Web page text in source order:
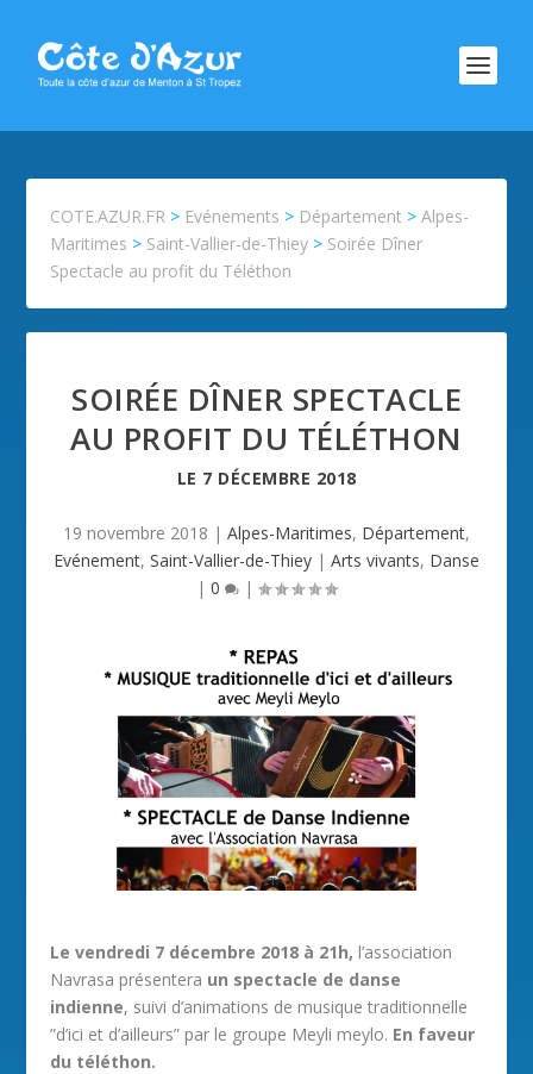
COTE.AZUR.FR > Evénements > Département >Alpes-
Maritimes > Saint-Vallier-de-Thiey > Soirée Dîner
Spectacle au profit du Téléthon
SOIRÉE DÎNER SPECTACLE
AU PROFIT DU TÉLÉTHON
LE 7 DÉCEMBRE 2018
19 novembre 2018 | Alpes-Maritimes, Département,
Evénement, Saint-Vallier-de-Thiey | Arts vivants, Danse
| 0 |
Le vendredi 7 décembre 2018 à 21h, l’association
Navrasa présentera un spectacle de danse
indienne, suivi d’animations de musique traditionnelle
”d’ici et d’ailleurs” par le groupe Meyli meylo. En faveur
du téléthon.